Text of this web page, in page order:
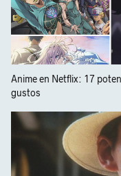
Anime en Netflix: 17
gustos